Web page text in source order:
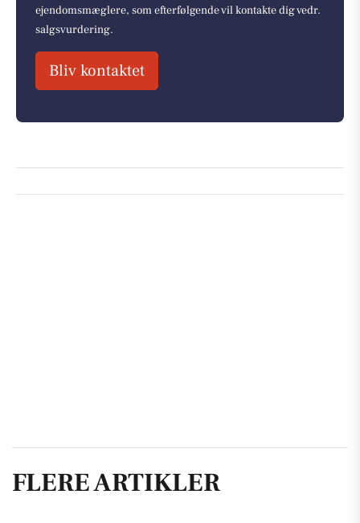
ejendomsmæglere, som efterfølgende vil kontakte dig vedr.
salgsvurdering.
Bliv kontaktet
FLERE ARTIKLER